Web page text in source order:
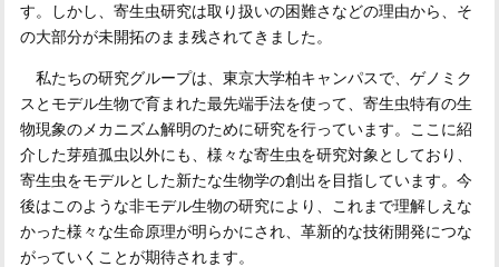
す。しかし、寄生虫研究は取り扱いの困難さなどの理由から、そ
の大部分が未開拓のまま残されてきました。
私たちの研究グループは、東京大学柏キャンパスで、ゲノミク
スとモデル生物で育まれた最先端手法を使って、寄生虫特有の生
物現象のメカニズム解明のために研究を行っています。ここに紹
介した芽殖孤虫以外にも、様々な寄生虫を研究対象としており、
寄生虫をモデルとした新たな生物学の創出を目指しています。今
後はこのような非モデル生物の研究により、これまで理解しえな
かった様々な生命原理が明らかにされ、革新的な技術開発につな
がっていくことが期待されます。